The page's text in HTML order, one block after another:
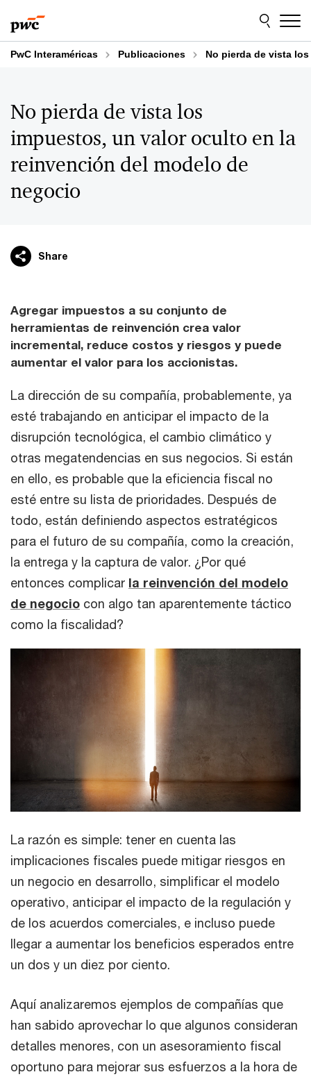
to
content
to
footer
PwC Interaméricas Publicaciones No pierda de vista
No pierda de vista los
impuestos, un valor oculto en la
reinvención del modelo de
negocio
Share
Agregar impuestos a su conjunto de
herramientas de reinvención crea valor
incremental, reduce costos y riesgos y puede
aumentar el valor para los accionistas.
La dirección de su compañía, probablemente, ya
esté trabajando en anticipar el impacto de la
disrupción tecnológica, el cambio climático y
otras megatendencias en sus negocios. Si están
en ello, es probable que la eficiencia fiscal no
esté entre su lista de prioridades. Después de
todo, están definiendo aspectos estratégicos
para el futuro de su compañía, como la creación,
la entrega y la captura de valor. ¿Por qué
entonces complicar la reinvención del modelo
de negocio con algo tan aparentemente táctico
como la fiscalidad?
La razón es simple: tener en cuenta las
implicaciones fiscales puede mitigar riesgos en
un negocio en desarrollo, simplificar el modelo
operativo, anticipar el impacto de la regulación y
de los acuerdos comerciales, e incluso puede
llegar a aumentar los beneficios esperados entre
un dos y un diez por ciento.
Aquí analizaremos ejemplos de compañías que
han sabido aprovechar lo que algunos consideran
detalles menores, con un asesoramiento fiscal
oportuno para mejorar sus esfuerzos a la hora de